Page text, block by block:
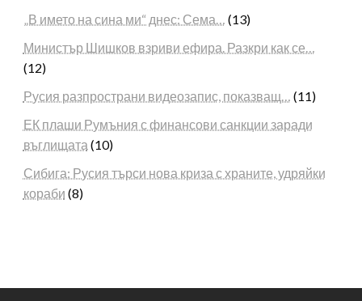
„В името на сина ми“ днес: Сема… (13)
Министър Шишков взриви ефира. Разкри как се…
(12)
Русия разпространи видеозапис, показващ… (11)
ЕК плаши Румъния с финансови санкции заради
въглищата (10)
Сибига: Русия търси нова криза с храните, удряйки
кораби (8)